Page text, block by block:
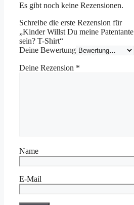
Es gibt noch keine Rezensionen.
Schreibe die erste Rezension für
„Kinder Willst Du meine Patentante
sein? T-Shirt“
Deine Bewertung
Deine Rezension *
Name
E-Mail